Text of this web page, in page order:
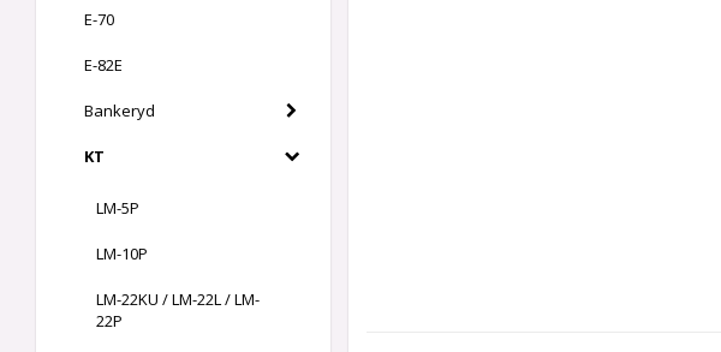
E-70
E-82E
Bankeryd
KT
LM-5P
LM-10P
LM-22KU / LM-22L / LM-
22P